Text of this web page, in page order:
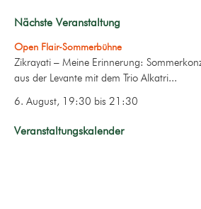
Nächste Veranstaltung
Open Flair-Sommerbühne
Zikrayati – Meine Erinnerung:
aus der Levante mit dem Trio Alkatri...
6. August, 19:30 bis 21:30
Veranstaltungskalender